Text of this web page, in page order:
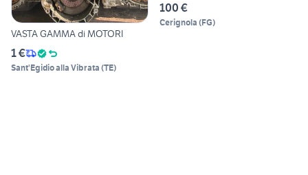
VASTA GAMMA di MOTORI
1 €
Sant'Egidio alla Vibrata (TE)
100 €
Cerignola (FG)